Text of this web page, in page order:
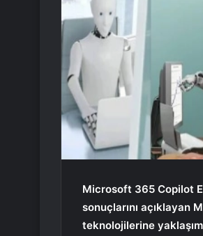
Microsoft 365 Copilot
sonuçlarını açıklayan
teknolojilerine